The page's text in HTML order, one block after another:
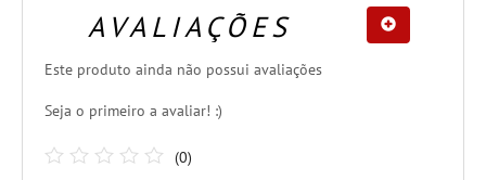
AVALIAÇÕES
Este produto ainda não possui avaliações
Seja o primeiro a avaliar! :)
(0)